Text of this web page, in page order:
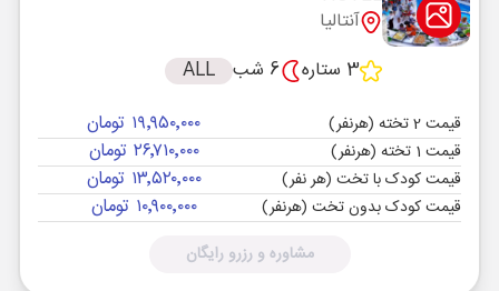
آنتالیا
3 ستاره
6 شب ALL
قیمت 2 تخته (هرنفر) ۱۹٬۹۵۰٬۰۰۰ تومان
قیمت 1 تخته (هرنفر) ۲۶٬۷۱۰٬۰۰۰ تومان
قیمت کودک با تخت (هر نفر) ۱۳٬۵۲۰٬۰۰۰ تومان
قیمت کودک بدون تخت (هرنفر) ۱۰٬۹۰۰٬۰۰۰ تومان
مشاوره و رزرو رایگان